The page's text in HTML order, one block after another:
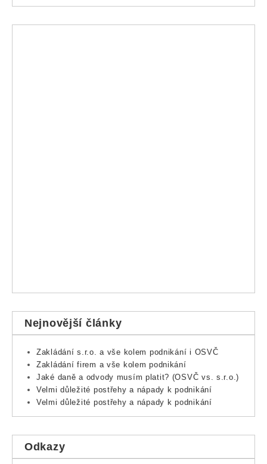
Nejnovější články
Zakládání s.r.o. a vše kolem podnikání i OSVČ
Zakládání firem a vše kolem podnikání
Jaké daně a odvody musím platit? (OSVČ vs. s.r.o.)
Velmi důležité postřehy a nápady k podnikání
Velmi důležité postřehy a nápady k podnikání
Odkazy